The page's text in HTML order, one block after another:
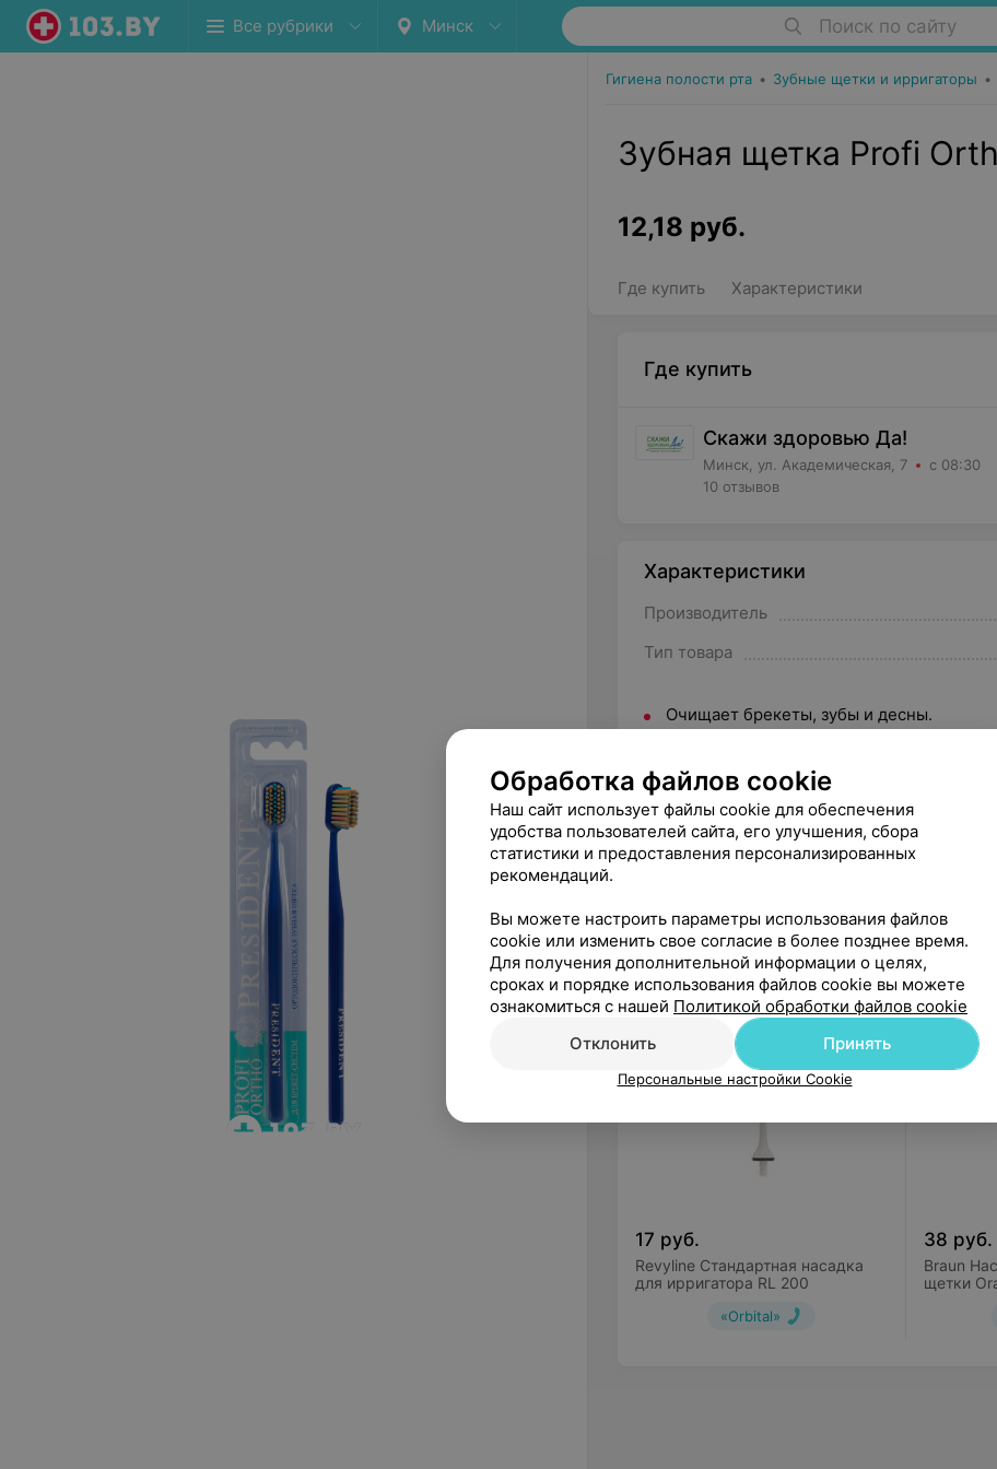
Все рубрики Минск Поиск по сайту
Гигиена полости рта • Зубные щетки и ирригаторы •
Зубная щетка Profi
12,18 руб.
Где купить Характеристики
Где купить
Скажи здоровью Да!
Минск, ул. Академическая, 7
с 08:30
10 отзывов
Характеристики
Производитель
Тип товара
Очищает брекеты, зубы и десны.
Со специальным профилем щетины с
дуги.
Рекомендации по уходу за зубной
водой. Хранить в вертикальном
Стоматологи рекомендуют менять
перенесенных инфекций полости рта и
Другие товары рубрики Зубные
17 руб.
Revyline Стандартная насадка
для ирригатора RL 200
«Orbital»
38 руб.
Braun
щетки
Обработка файлов cookie
Наш сайт использует файлы cookie для обеспечения
удобства пользователей сайта, его улучшения, сбора
статистики и предоставления персонализированных
рекомендаций.
Вы можете настроить параметры использования файлов
cookie или изменить свое согласие в более позднее время.
Для получения дополнительной информации о целях,
сроках и порядке использования файлов cookie вы можете
ознакомиться с нашей Политикой обработки файлов cookie
Отклонить
Принять
Персональные настройки Cookie